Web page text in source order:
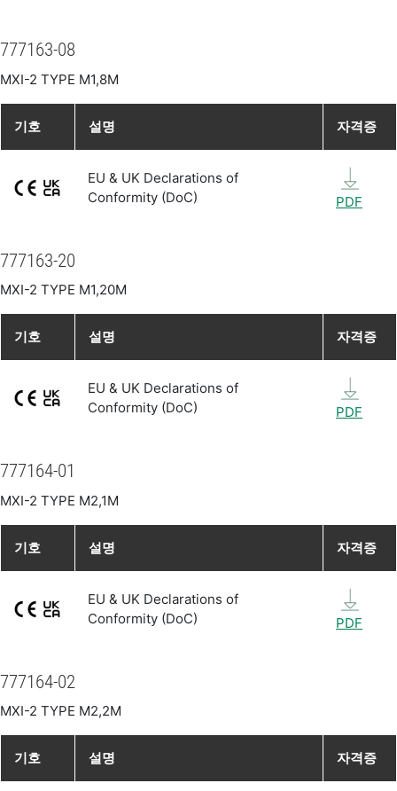
777163-08
MXI-2 TYPE M1,8M
기호 설명 자격증
EU & UK Declarations of
Conformity (DoC)
PDF
777163-20
MXI-2 TYPE M1,20M
기호 설명 자격증
EU & UK Declarations of
Conformity (DoC)
PDF
777164-01
MXI-2 TYPE M2,1M
기호 설명 자격증
EU & UK Declarations of
Conformity (DoC)
PDF
777164-02
MXI-2 TYPE M2,2M
기호 설명 자격증